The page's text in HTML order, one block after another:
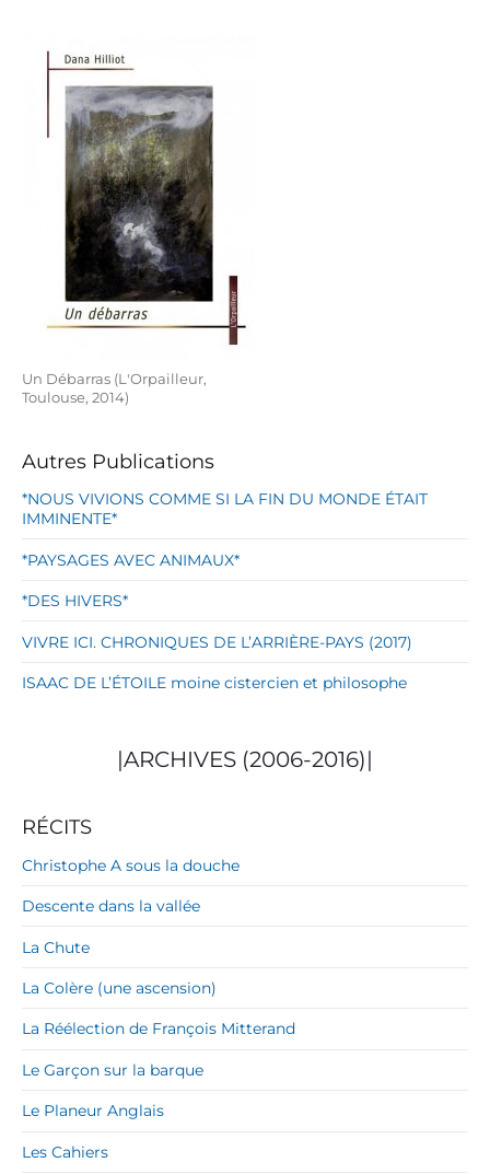
Un Débarras (L'Orpailleur,
Toulouse, 2014)
Autres Publications
*NOUS VIVIONS COMME SI LA FIN DU MONDE ÉTAIT
IMMINENTE*
*PAYSAGES AVEC ANIMAUX*
*DES HIVERS*
VIVRE ICI. CHRONIQUES DE L’ARRIÈRE-PAYS (2017)
ISAAC DE L’ÉTOILE moine cistercien et philosophe
|ARCHIVES (2006-2016)|
RÉCITS
Christophe A sous la douche
Descente dans la vallée
La Chute
La Colère (une ascension)
La Réélection de François Mitterand
Le Garçon sur la barque
Le Planeur Anglais
Les Cahiers